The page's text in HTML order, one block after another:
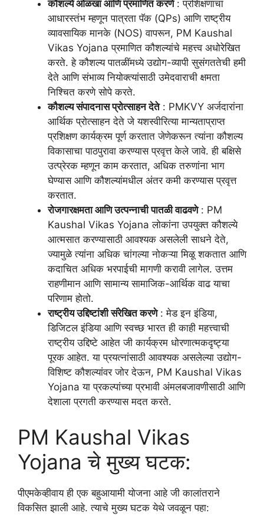
कौशल्ये ओळखा आणि प्रमाणित करणे: प्रशिक्षणाचा
आधारस्तंभ म्हणून पात्रता पॅक (QPs) आणि राष्ट्रीय
व्यावसायिक मानके (NOS) वापरून, PM Kaushal
Vikas Yojana प्रमाणित कौशल्यांचे महत्त्व अधोरेखित
करते. हे कौशल्य पातळींमध्ये उद्योग-व्यापी सुसंगततेची हमी
देते आणि संभाव्य नियोक्त्यांसाठी उमेदवाराची क्षमता
निश्चित करणे सोपे करते.
कौशल्य संपादनास प्रोत्साहन देते: PMKVY अर्जदारांना
आर्थिक प्रोत्साहन देते जे यशस्वीरित्या मान्यताप्राप्त
प्रशिक्षण कार्यक्रम पूर्ण करतात जेणेकरून त्यांना कौशल्य
विकासाचा पाठपुरावा करण्यास प्रवृत्त केले जावे. ही बक्षिसे
उत्प्रेरक म्हणून काम करतात, अधिक तरुणांना भाग
घेण्यास आणि कौशल्यांमधील अंतर कमी करण्यास प्रवृत्त
करतात.
रोजगारक्षमता आणि उत्पन्नाची पातळी वाढवणे: PM
Kaushal Vikas Yojana लोकांना उपयुक्त कौशल्ये
आत्मसात करण्यासाठी आवश्यक असलेली साधने देते,
ज्यामुळे त्यांना अधिक चांगल्या नोकऱ्या मिळू शकतात आणि
कदाचित अधिक भरपाईची मागणी करावी लागेल. उत्तम
राहणीमान आणि सामान्य सामाजिक-आर्थिक वाढ याचा
परिणाम होतो.
राष्ट्रीय उद्दिष्टांशी संरेखित करणे: मेड इन इंडिया,
डिजिटल इंडिया आणि स्वच्छ भारत ही काही महत्त्वाची
राष्ट्रीय उद्दिष्टे आहेत जी कार्यक्रम धोरणात्मकदृष्ट्या
पूरक आहेत. या प्रयत्नांसाठी आवश्यक असलेल्या उद्योग-
विशिष्ट कौशल्यांवर जोर देऊन, PM Kaushal Vikas
Yojana या प्रकल्पांच्या प्रभावी अंमलबजावणीसाठी आणि
देशाला प्रगती करण्यास मदत करते.
PM Kaushal Vikas
Yojana चे मुख्य घटक:
पीएमकेव्हीवाय ही एक बहुआयामी योजना आहे जी कालांतराने
विकसित झाली आहे. त्याचे मुख्य घटक येथे जवळून पहा: